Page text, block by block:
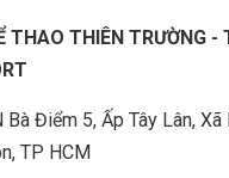
THAO THIÊN TRƯỜNG -
Điểm 5, Ấp Tây Lân, Xã
TP HCM